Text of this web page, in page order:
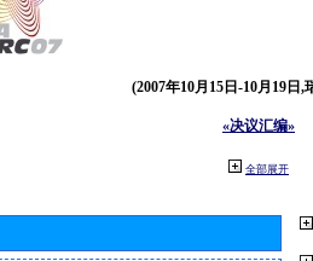
(2007年10月15日-10月19日,
«决议汇编»
全部展开